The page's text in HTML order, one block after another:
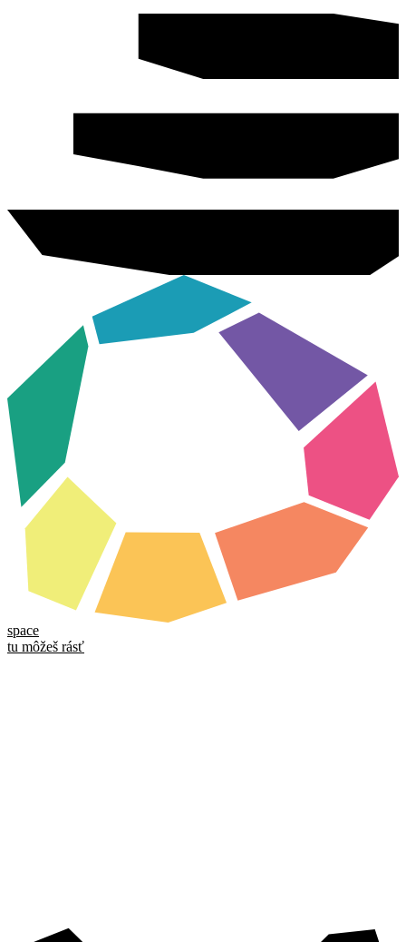
space
tu môžeš rásť